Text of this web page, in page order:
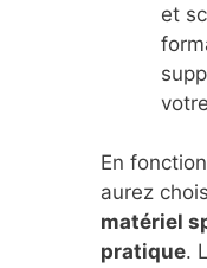
et
En
aurez
matériel
pratique.